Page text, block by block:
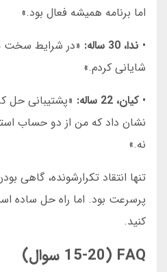
اما برنامه همیشه فعال بود.»
• ندا، 30 ساله:
«در شرایط سخت
شایانی کردم.»
• کیان، 22 ساله:
«پشتیبانی حل
نشان داد که من از دو حساب
نه.»
تنها انتقاد تکرارشونده، گاهی
پرسرعت بود. اما راه حل ساده
کنید.
FAQ (15-20 سوال)